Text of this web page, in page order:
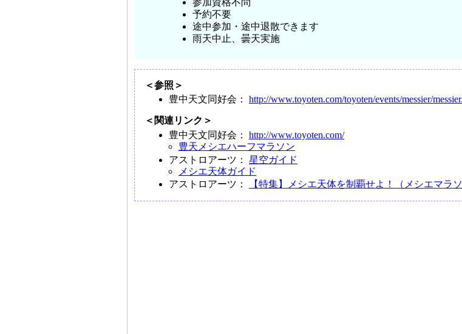
予約不要
途中参加・途中退散できます
雨天中止、曇天実施
＜参照＞
豊中天文同好会： http://www.toyoten.com/toyoten/events/messier/
＜関連リンク＞
豊中天文同好会： http://www.toyoten.com/
豊天メシエハーフマラソン
アストロアーツ： 星空ガイド
メシエ天体ガイド
アストロアーツ：
【特集】メシエ天体を制覇せよ！（メシエマラソ